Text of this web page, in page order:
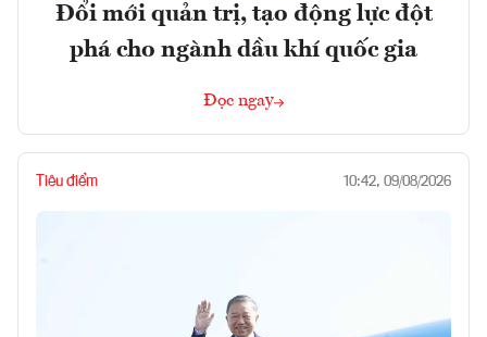
Đổi mới quản trị, tạo động lực đột
phá cho ngành dầu khí quốc gia
Đọc ngay
Tiêu điểm 10:42, 09/08/2026